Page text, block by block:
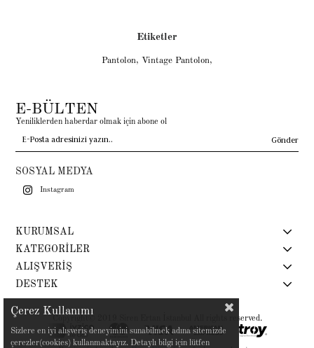
Etiketler
Pantolon, Vintage Pantolon,
E-BÜLTEN
Yeniliklerden haberdar olmak için abone ol
Gönder
SOSYAL MEDYA
Instagram
KURUMSAL
KATEGORİLER
ALIŞVERİŞ
DESTEK
Copyright© 2019 Siren Ertan İstanbul All rights reserved.
Çerez Kullanımı
Sizlere en iyi alışveriş deneyimini sunabilmek adına sitemizde
çerezler(cookies) kullanmaktayız. Detaylı bilgi için lütfen